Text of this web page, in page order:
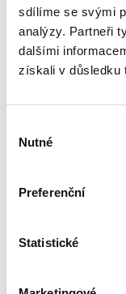
sdílíme se svými
analýzy. Partneři
dalšími
získali v důsledku
souhlasu
Nutné
Preferenční
Statistické